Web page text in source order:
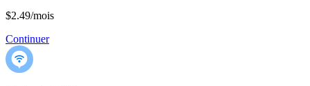
$2.49/mois
Continuer